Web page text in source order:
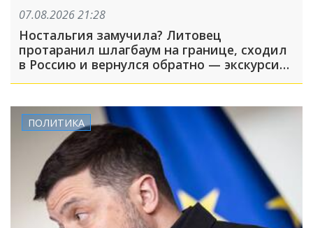
07.08.2026 21:28
Ностальгия замучила? Литовец
протаранил шлагбаум на границе, сходил
в Россию и вернулся обратно — экскурсия
ПОЛИТИКА